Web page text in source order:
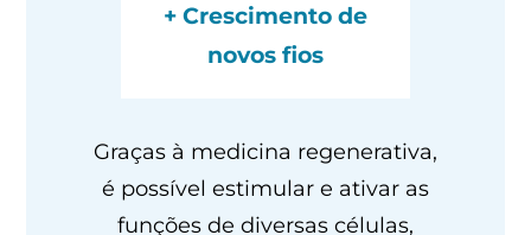
+ Crescimento de
novos fios
Graças à medicina regenerativa,
é possível estimular e ativar as
funções de diversas células,